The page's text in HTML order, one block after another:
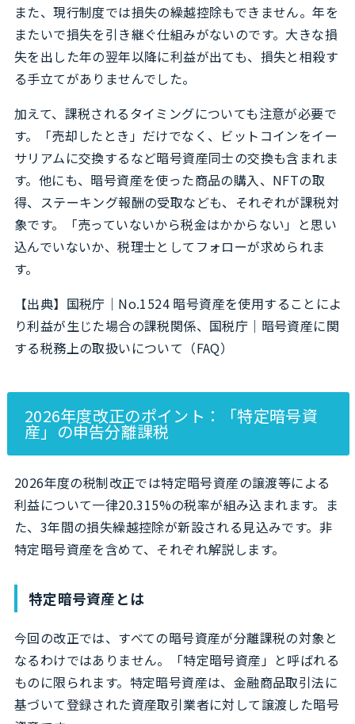
また、現行制度では損失の繰越控除もできません。年を
またいで損失を引き継ぐ仕組みがないのです。大きな損
失を出した年の翌年以降に利益が出ても、損失と相殺す
る手立てがありませんでした。
加えて、課税されるタイミングについても注意が必要で
す。「売却したとき」だけでなく、ビットコインをイー
サリアムに交換するなど暗号資産同士の交換も含まれま
す。他にも、暗号資産を使った商品の購入、NFTの取
得、ステーキング報酬の受取なども、それぞれが課税対
象です。「売っていないから税金はかからない」と思い
込んでいないか、税理士としてフォローが求められま
す。
【出典】 国税庁｜No.1524 暗号資産を使用することによ
り利益が生じた場合の課税関係、 国税庁｜暗号資産に関
する税務上の取扱いについて（FAQ）
2026年度改正のポイント：「特定暗号資
産」の申告分離課税
2026年度の税制改正では特定暗号資産の譲渡等による
利益について一律20.315%の税率が組み込まれます。ま
た、3年間の損失繰越控除が新設される見込みです。非
特定暗号資産を含めて、それぞれ解説します。
特定暗号資産とは
今回の改正では、すべての暗号資産が分離課税の対象と
なるわけではありません。「特定暗号資産」と呼ばれる
ものに限られます。特定暗号資産は、金融商品取引法に
基づいて登録された資産取引業者に対して譲渡した暗号